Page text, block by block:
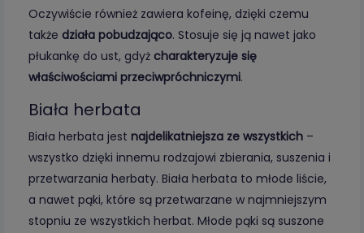
Oczywiście również zawiera kofeinę, dzięki czemu
także działa pobudzająco. Stosuje się ją nawet jako
płukankę do ust, gdyż charakteryzuje się
właściwościami przeciwpróchniczymi.
Biała herbata
Biała herbata jest najdelikatniejsza ze wszystkich –
wszystko dzięki innemu rodzajowi zbierania, suszenia i
przetwarzania herbaty. Biała herbata to młode liście,
a nawet pąki, które są przetwarzane w najmniejszym
stopniu ze wszystkich herbat. Młode pąki są suszone